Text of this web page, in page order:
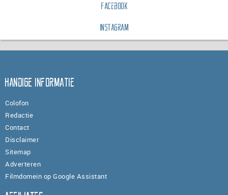
Facebook
Instagram
Handige informatie
Colofon
Redactie
Contact
Disclaimer
Sitemap
Adverteren
Filmdomein op Google Assistant